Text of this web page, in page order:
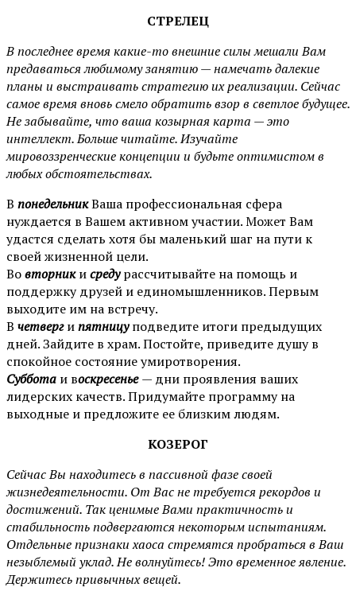
СТРЕЛЕЦ
В последнее время какие-то внешние силы мешали Вам
предаваться любимому занятию — намечать далекие
планы и выстраивать стратегию их реализации. Сейчас
самое время вновь смело обратить взор в светлое будущее.
Не забывайте, что ваша козырная карта — это
интеллект. Больше читайте. Изучайте
мировоззренческие концепции и будьте оптимистом в
любых обстоятельствах.
В понедельникВаша профессиональная сфера
нуждается в Вашем активном участии. Может Вам
удастся сделать хотя бы маленький шаг на пути к
своей жизненной цели.
Вовторникисредурассчитывайте на помощь и
поддержку друзей и единомышленников. Первым
выходите им на встречу.
В четвергипятницуподведите итоги предыдущих
дней. Зайдите в храм. Постойте, приведите душу в
спокойное состояние умиротворения.
Суббота и воскресенье— дни проявления ваших
лидерских качеств. Придумайте программу на
выходные и предложите ее близким людям.
КОЗЕРОГ
Сейчас Вы находитесь в пассивной фазе своей
жизнедеятельности. От Вас не требуется рекордов и
достижений. Так ценимые Вами практичность и
стабильность подвергаются некоторым испытаниям.
Отдельные признаки хаоса стремятся пробраться в Ваш
незыблемый уклад. Не волнуйтесь! Это временное явление.
Держитесь привычных вещей.